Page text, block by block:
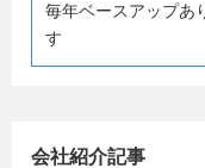
#年間休日120日以
毎年ベースアップあ
す
会社紹介記事